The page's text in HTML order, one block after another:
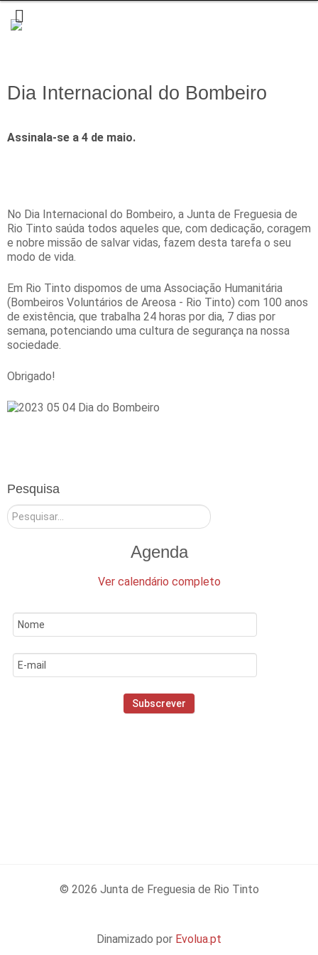
Pesquisa
Pesquisar
Agenda
Ver calendário completo
Dia Internacional do Bombeiro
Assinala-se a 4 de maio.
No Dia Internacional do Bombeiro, a Junta de Freguesia de
Rio Tinto saúda todos aqueles que, com dedicação, coragem
e nobre missão de salvar vidas, fazem desta tarefa o seu
modo de vida.
Em Rio Tinto dispomos de uma Associação Humanitária
(Bombeiros Voluntários de Areosa - Rio Tinto) com 100 anos
de existência, que trabalha 24 horas por dia, 7 dias por
semana, potenciando uma cultura de segurança na nossa
sociedade.
Obrigado!
© 2026 Junta de Freguesia de Rio Tinto
Dinamizado por Evolua.pt